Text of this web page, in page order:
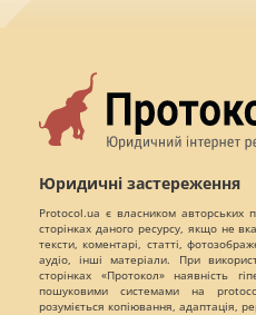
Юридичні застереження
Protocol.ua є власником
сторінках даного ресурсу, якщо не
тексти, коментарі, статті,
аудіо, інші матеріали. При
сторінках «Протокол» наявність
пошуковими системами на
розуміється копіювання, адаптація,